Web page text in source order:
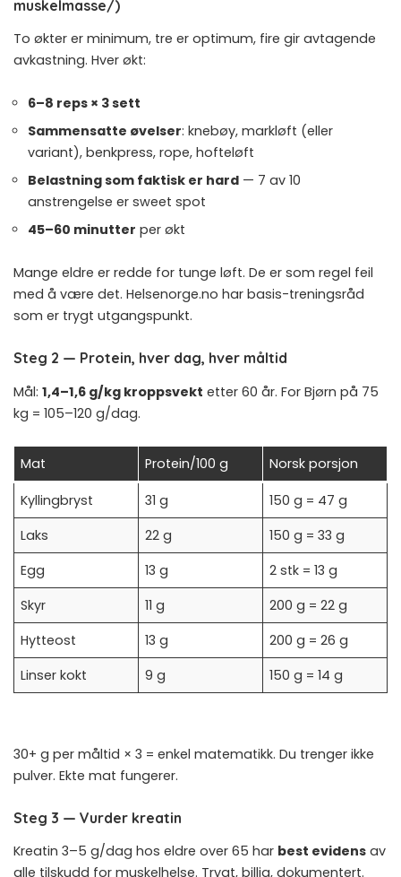
muskelmasse/)
To økter er minimum, tre er optimum, fire gir avtagende
avkastning. Hver økt:
6–8 reps × 3 sett
Sammensatte øvelser: knebøy, markløft (eller
variant), benkpress, rope, hofteløft
Belastning som faktisk er hard — 7 av 10
anstrengelse er sweet spot
45–60 minutter per økt
Mange eldre er redde for tunge løft. De er som regel feil
med å være det. Helsenorge.no har basis-treningsråd
som er trygt utgangspunkt.
Steg 2 — Protein, hver dag, hver måltid
Mål: 1,4–1,6 g/kg kroppsvekt etter 60 år. For Bjørn på 75
kg = 105–120 g/dag.
Mat Protein/100 g Norsk porsjon
Kyllingbryst 31 g
150 g = 47 g
Laks
22 g
150 g = 33 g
Egg
13 g
2 stk = 13 g
Skyr
11 g
200 g = 22 g
Hytteost
13 g
200 g = 26 g
Linser kokt
9 g 150 g = 14 g
30+ g per måltid × 3 = enkel matematikk. Du trenger ikke
pulver. Ekte mat fungerer.
Steg 3 — Vurder kreatin
Kreatin 3–5 g/dag hos eldre over 65 har best evidens av
alle tilskudd for muskelhelse. Trygt, billig, dokumentert.